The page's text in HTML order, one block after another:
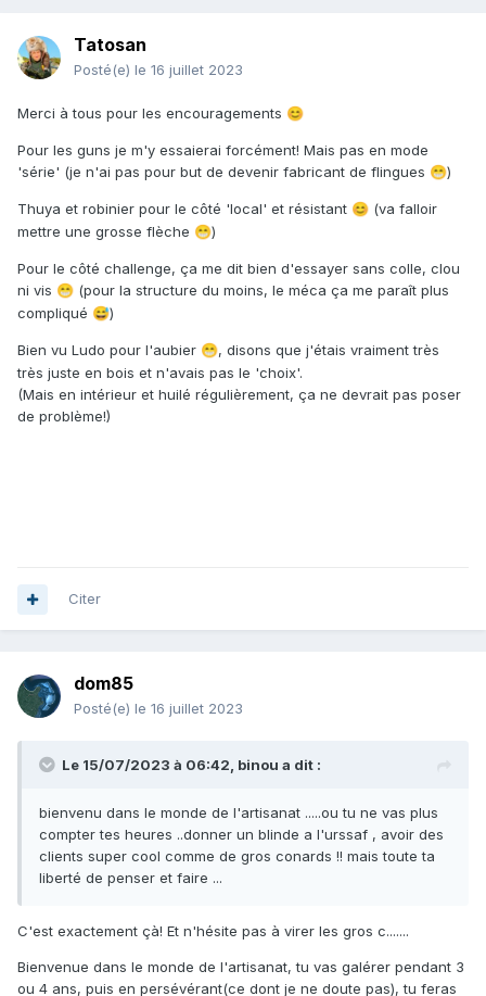
Tatosan
Posté(e) le 16 juillet 2023
Merci à tous pour les encouragements 😊
Pour les guns je m'y essaierai forcément! Mais pas en mode
'série' (je n'ai pas pour but de devenir fabricant de flingues 😁)
Thuya et robinier pour le côté 'local' et résistant 😊 (va falloir
mettre une grosse flèche 😁)
Pour le côté challenge, ça me dit bien d'essayer sans colle, clou
ni vis 😁 (pour la structure du moins, le méca ça me paraît plus
compliqué 😅)
Bien vu Ludo pour l'aubier 😁, disons que j'étais vraiment très
très juste en bois et n'avais pas le 'choix'.
(Mais en intérieur et huilé régulièrement, ça ne devrait pas poser
de problème!)
Citer
dom85
Posté(e) le 16 juillet 2023
Le 15/07/2023 à 06:42, binou a dit :
bienvenu dans le monde de l'artisanat .....ou tu ne vas plus
compter tes heures ..donner un blinde a l'urssaf , avoir des
clients super cool comme de gros conards !! mais toute ta
liberté de penser et faire ...
C'est exactement çà! Et n'hésite pas à virer les gros c.......
Bienvenue dans le monde de l'artisanat, tu vas galérer pendant 3
ou 4 ans, puis en persévérant(ce dont je ne doute pas), tu feras